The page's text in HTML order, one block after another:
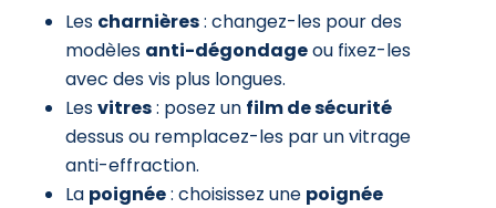
Les charnières: changez-les pour des
modèles anti-dégondageou fixez-les
avec des vis plus longues.
Lesvitres: posez un film de sécurité
dessus ou remplacez-les par un vitrage
anti-effraction.
La poignée: choisissez une poignée